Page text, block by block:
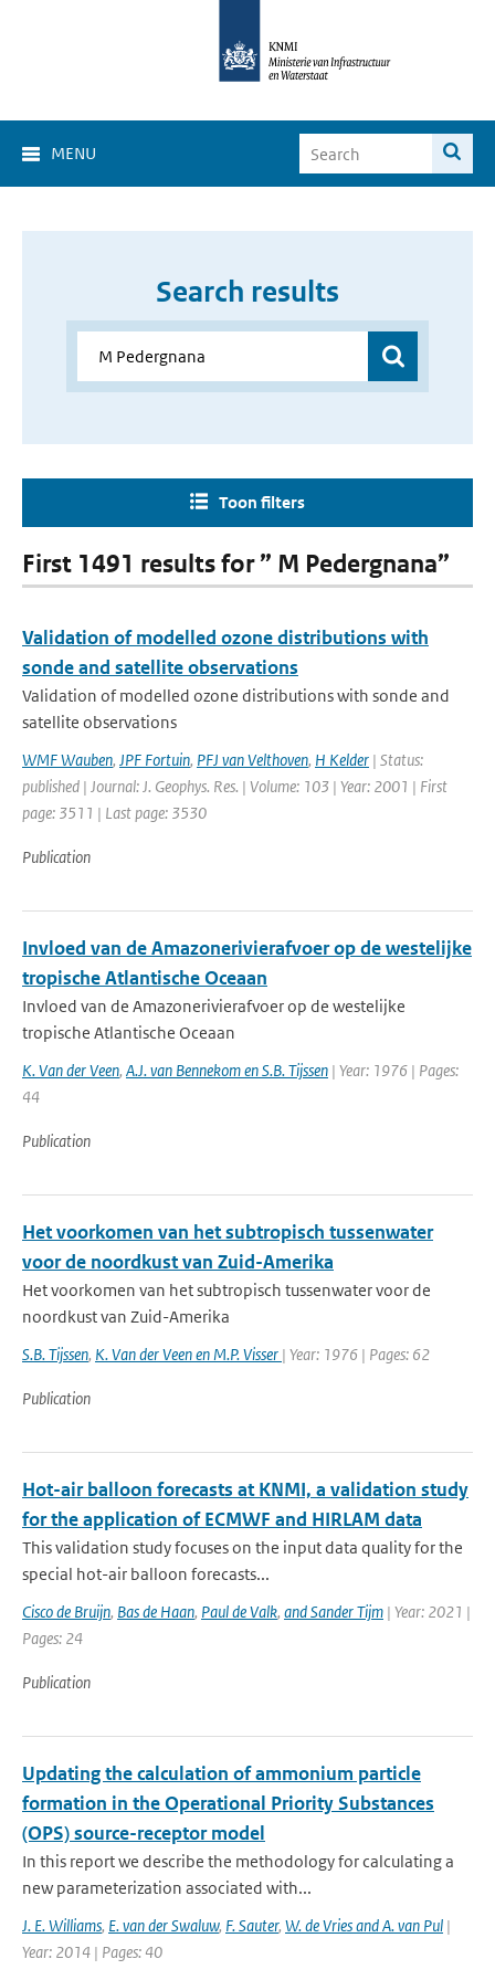
MENU
Search results
Toon filters
First 1491 results for ” M Pedergnana”
Validation of modelled ozone distributions with
sonde and satellite observations
Validation of modelled ozone distributions with sonde and
satellite observations
WMF Wauben, JPF Fortuin, PFJ van Velthoven, H Kelder | Status:
published | Journal: J. Geophys. Res. | Volume: 103 | Year: 2001 | First
page: 3511 | Last page: 3530
Publication
Invloed van de Amazonerivierafvoer op de westelijke
tropische Atlantische Oceaan
Invloed van de Amazonerivierafvoer op de westelijke
tropische Atlantische Oceaan
K. Van der Veen, A.J. van Bennekom en S.B. Tijssen | Year: 1976 | Pages:
44
Publication
Het voorkomen van het subtropisch tussenwater
voor de noordkust van Zuid-Amerika
Het voorkomen van het subtropisch tussenwater voor de
noordkust van Zuid-Amerika
S.B. Tijssen, K. Van der Veen en M.P. Visser | Year: 1976 | Pages: 62
Publication
Hot-air balloon forecasts at KNMI, a validation study
for the application of ECMWF and HIRLAM data
This validation study focuses on the input data quality for the
special hot-air balloon forecasts...
Cisco de Bruijn, Bas de Haan, Paul de Valk, and Sander Tijm | Year: 2021 |
Pages: 24
Publication
Updating the calculation of ammonium particle
formation in the Operational Priority Substances
(OPS) source-receptor model
In this report we describe the methodology for calculating a
new parameterization associated with...
J. E. Williams, E. van der Swaluw, F. Sauter, W. de Vries and A. van Pul |
Year: 2014 | Pages: 40